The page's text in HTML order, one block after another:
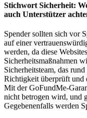
Stichwort Sicherheit:
auch Unterstützer
Spender sollten sich vor
auf einer
werden, da diese
Sicherheitsmaßnahmen
Sicherheitsteam, das
Richtigkeit überprüft und
Mit der GoFundMe-
nicht betrogen wird, und
Gegebenenfalls werden